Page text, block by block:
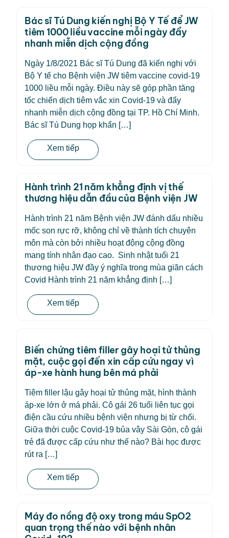
Bác sĩ Tú Dung kiến nghị Bộ Y Tế để JW
tiêm 1000 liều vaccine mỗi ngày đẩy
nhanh miễn dịch cộng đồng
Ngày 1/8/2021 Bác sĩ Tú Dung đã kiến nghị với
Bộ Y tế cho Bệnh viện JW tiêm vaccine covid-19
1000 liều mỗi ngày. Điều này sẽ góp phần tăng
tốc chiến dịch tiêm vắc xin Covid-19 và đẩy
nhanh miễn dịch cộng đồng tại TP. Hồ Chí Minh.
Bác sĩ Tú Dung họp khẩn […]
Xem tiếp
Hành trình 21 năm khẳng định vị thế
thương hiệu dẫn đầu của Bệnh viện JW
Hành trình 21 năm Bệnh viện JW đánh dấu nhiều
mốc son rực rỡ, không chỉ về thành tích chuyên
môn mà còn bởi nhiều hoạt động cộng đồng
mang tính nhân đạo cao. Sinh nhật tuổi 21
thương hiệu JW đầy ý nghĩa trong mùa giãn cách
Covid Hành trình 21 năm khẳng định […]
Xem tiếp
Biến chứng tiêm filler gây hoại tử thủng
mặt, cuộc gọi đến xin cấp cứu ngay vì
áp-xe hành hung bên má phải
Tiêm filler lậu gây hoại tử thủng mặt, hình thành
áp-xe lớn ở má phải. Cô gái 26 tuổi liên tục gọi
điện cầu cứu nhiều bệnh viện nhưng bị từ chối.
Giữa thời cuộc Covid-19 bủa vây Sài Gòn, cô gái
trẻ đã được cấp cứu như thế nào? Bài học được
rút ra […]
Xem tiếp
Máy đo nồng độ oxy trong máu SpO2
quan trọng thế nào với bệnh nhân